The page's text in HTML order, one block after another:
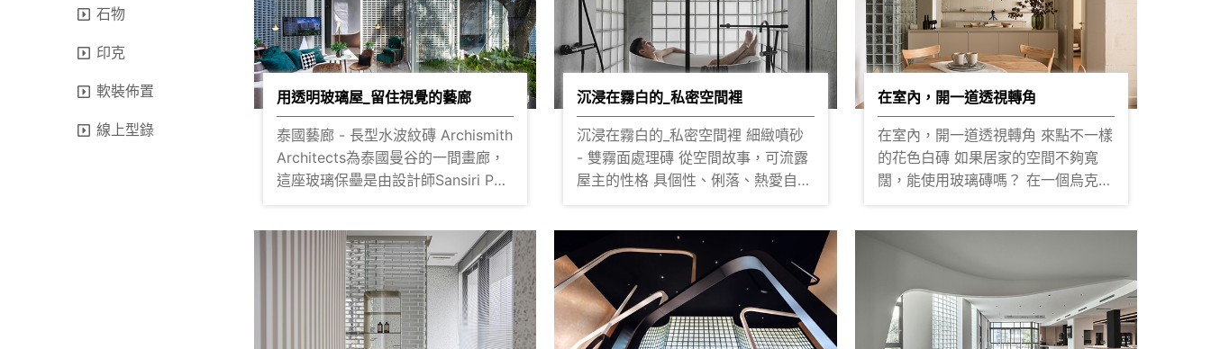
石物
印克
軟裝佈置
線上型錄
用透明玻璃屋_留住視覺的藝廊
泰國藝廊 - 長型水波紋磚 Archismith
Architects為泰國曼谷的一間畫廊，
這座玻璃保壘是由設計師Sansiri PCL
玻璃建築在其中，靜止了空間的紛
擾，保留人們一探究竟的慾望 建築師
使用超過20,000塊，長方形玻璃磚、
弧形轉角磚 建造8米高的牆壁，形成
一個包覆性小花園的內部空間，採全
沉浸在霧白的_私密空間裡
沉浸在霧白的_私密空間裡 細緻噴砂
- 雙霧面處理磚 從空間故事，可流露
屋主的性格 具個性、俐落、熱愛自
天地，在不阻隔通透性的需求下 湜湜
設計就建議，用材料來玩一場灰灰霧
霧的沉浸式空間 水泥灰的高級感，空
間線條盡量簡單 客、餐廳與書房場域
之間的視線全穿透了 如果浴室砌一面
在室內，開一道透視轉角
在室內，開一道透視轉角 來點不一樣
的花色白磚 如果居家的空間不夠寬
闊，能使用玻璃磚嗎？ 在一個烏克蘭
紋理讓美感提升 共有19款花紋可選擇
平滑和波浪的設計，帶有柔和陰影 風
格更活潑、有張力 隨燈光轉換心境
當浴室的燈光亮起，似乎就沒有「使